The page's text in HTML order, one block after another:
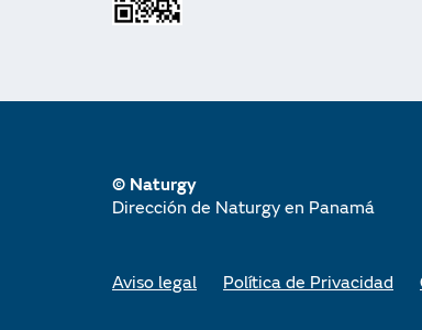
© Naturgy
Dirección de Naturgy en Panamá
Aviso legal Política de Privacidad